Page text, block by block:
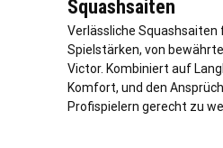
Squashsaiten
Verlässliche Squashsaiten
Spielstärken, von
Victor. Kombiniert auf
Komfort, und den
Profispielern gerecht zu